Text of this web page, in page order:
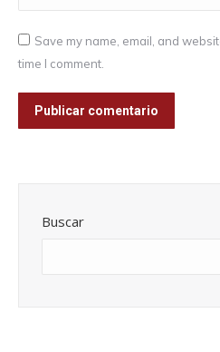
Save my name, email, and
time I comment.
Publicar comentario
Buscar